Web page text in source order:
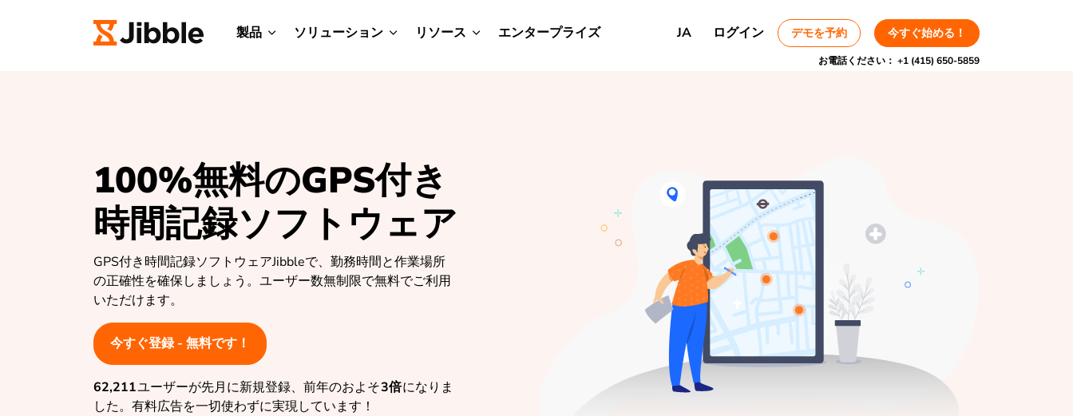
製品 ソリューション リソース エンタープライズ JA ログイン デモを予約 今すぐ始める！
お電話ください： +1 (415) 650-5859
100%無料のGPS付き
時間記録ソフトウェア
GPS付き時間記録ソフトウェアJibbleで、勤務時間と作業場所
の正確性を確保しましょう。ユーザー数無制限で無料でご利用
いただけます。
今すぐ登録 - 無料です！
62,211ユーザーが先月に新規登録、前年のおよそ3倍になりま
した。有料広告を一切使わずに実現しています！